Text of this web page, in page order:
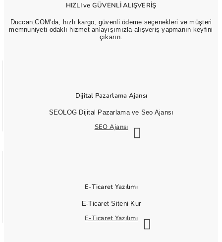
HIZLI ve GÜVENLİ ALIŞVERİŞ
Duccan.COM'da, hızlı kargo, güvenli ödeme seçenekleri ve müşteri
memnuniyeti odaklı hizmet anlayışımızla alışveriş yapmanın keyfini
çıkarın.
Dijital Pazarlama Ajansı
SEOLOG Dijital Pazarlama ve Seo Ajansı
SEO Ajansı
E-Ticaret Yazılımı
E-Ticaret Siteni Kur
E-Ticaret Yazılımı